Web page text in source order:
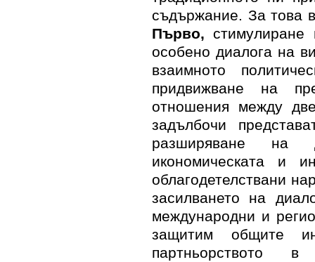
съдържание. За това
Първо, стимулиране
особено диалога на
взаимното
придвижване на
отношения между
задълбочи
разширяване на
икономическата и
облагодетелствани
засилването на
международни и
защитим общите
партньорството в